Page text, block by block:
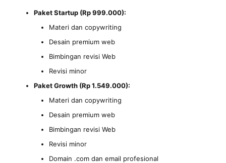
Paket Startup (Rp 999.000):
Materi dan copywriting
Desain premium web
Bimbingan revisi Web
Revisi minor
Paket Growth (Rp 1.549.000):
Materi dan copywriting
Desain premium web
Bimbingan revisi Web
Revisi minor
Domain .com dan email profesional